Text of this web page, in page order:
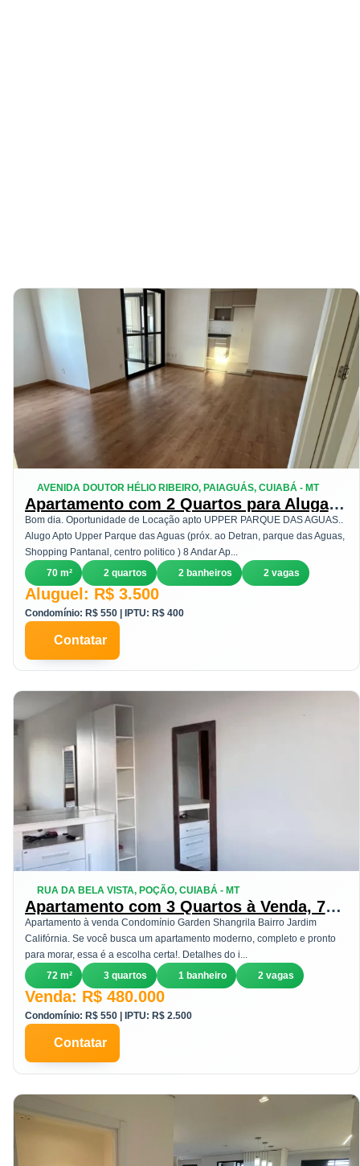
AVENIDA DOUTOR HÉLIO RIBEIRO, PAIAGUÁS, CUIABÁ - MT
Apartamento com 2 Quartos para Alugar,
70 m² em Paiaguás - Cuiabá
Bom dia. Oportunidade de Locação apto UPPER PARQUE DAS AGUAS..
Alugo Apto Upper Parque das Aguas (próx. ao Detran, parque das Aguas,
Shopping Pantanal, centro politico ) 8 Andar Ap...
70 m²
2 quartos 2 banheiros 2 vagas
Aluguel: R$ 3.500
Condomínio: R$ 550 | IPTU: R$ 400
Contatar
RUA DA BELA VISTA, POÇÃO, CUIABÁ - MT
Apartamento com 3 Quartos à Venda, 72
m² em Poção - Cuiabá
Apartamento à venda Condomínio Garden Shangrila Bairro Jardim
Califórnia. Se você busca um apartamento moderno, completo e pronto
para morar, essa é a escolha certa!. Detalhes do i...
72 m²
3 quartos 1 banheiro 2 vagas
Venda: R$ 480.000
Condomínio: R$ 550 | IPTU: R$ 2.500
Contatar